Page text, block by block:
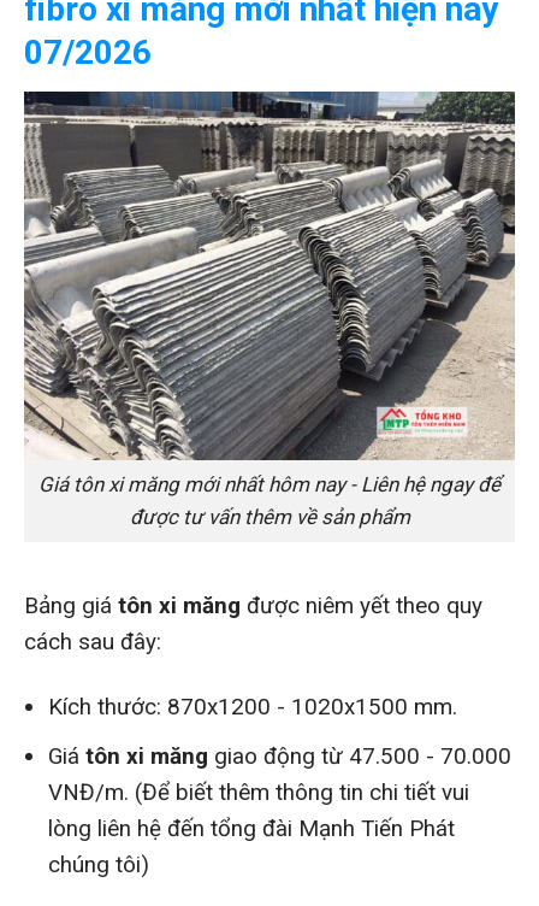
fibro xi măng mới nhất hiện nay
07/2026
Giá tôn xi măng mới nhất hôm nay - Liên hệ ngay để
được tư vấn thêm về sản phẩm
Bảng giá tôn xi măng được niêm yết theo quy
cách sau đây:
Kích thước: 870x1200 - 1020x1500 mm.
Giá tôn xi măng giao động từ 47.500 - 70.000
VNĐ/m. (Để biết thêm thông tin chi tiết vui
lòng liên hệ đến tổng đài Mạnh Tiến Phát
chúng tôi)